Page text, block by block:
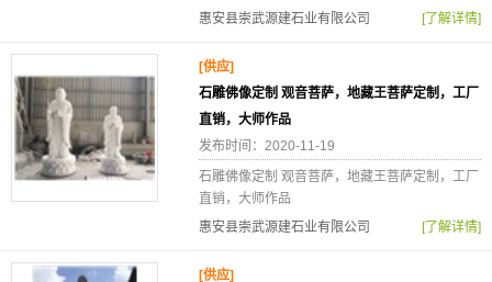
惠安县崇武源建石业有限公司
[了解详情]
[供应]
石雕佛像定制 观音菩萨，地藏王菩萨定制，工厂
直销，大师作品
发布时间：2020-11-19
石雕佛像定制 观音菩萨，地藏王菩萨定制，工厂
直销，大师作品
惠安县崇武源建石业有限公司
[了解详情]
[供应]